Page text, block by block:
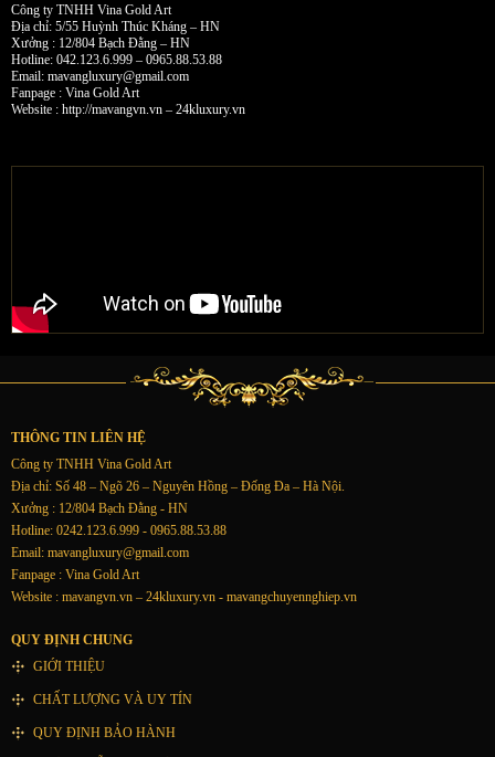
Công ty TNHH Vina Gold Art
Địa chỉ: 5/55 Huỳnh Thúc Kháng – HN
Xưởng : 12/804 Bạch Đằng – HN
Hotline: 042.123.6.999 – 0965.88.53.88
Email: mavangluxury@gmail.com
Fanpage : Vina Gold Art
Website : http://mavangvn.vn – 24kluxury.vn
THÔNG TIN LIÊN HỆ
Công ty TNHH Vina Gold Art
Địa chỉ: Số 48 – Ngõ 26 – Nguyên Hồng – Đống Đa – Hà Nội.
Xưởng : 12/804 Bạch Đằng - HN
Hotline: 0242.123.6.999 - 0965.88.53.88
Email: mavangluxury@gmail.com
Fanpage : Vina Gold Art
Website : mavangvn.vn – 24kluxury.vn - mavangchuyennghiep.vn
QUY ĐỊNH CHUNG
GIỚI THIỆU
CHẤT LƯỢNG VÀ UY TÍN
QUY ĐỊNH BẢO HÀNH